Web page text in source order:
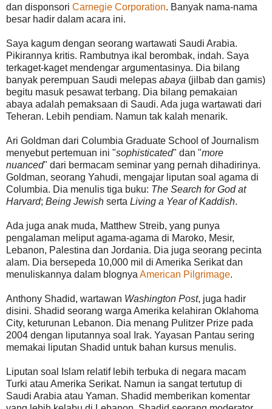
dan disponsori Carnegie Corporation. Banyak nama-nama
besar hadir dalam acara ini.
Saya kagum dengan seorang wartawati Saudi Arabia.
Pikirannya kritis. Rambutnya ikal berombak, indah. Saya
terkaget-kaget mendengar argumentasinya. Dia bilang
banyak perempuan Saudi melepas abaya (jilbab dan gamis)
begitu masuk pesawat terbang. Dia bilang pemakaian
abaya adalah pemaksaan di Saudi. Ada juga wartawati dari
Teheran. Lebih pendiam. Namun tak kalah menarik.
Ari Goldman dari Columbia Graduate School of Journalism
menyebut pertemuan ini "sophisticated" dan "more
nuanced" dari bermacam seminar yang pernah dihadirinya.
Goldman, seorang Yahudi, mengajar liputan soal agama di
Columbia. Dia menulis tiga buku: The Search for God at
Harvard; Being Jewish serta Living a Year of Kaddish.
Ada juga anak muda, Matthew Streib, yang punya
pengalaman meliput agama-agama di Maroko, Mesir,
Lebanon, Palestina dan Jordania. Dia juga seorang pecinta
alam. Dia bersepeda 10,000 mil di Amerika Serikat dan
menuliskannya dalam blognya American Pilgrimage.
Anthony Shadid, wartawan Washington Post, juga hadir
disini. Shadid seorang warga Amerika kelahiran Oklahoma
City, keturunan Lebanon. Dia menang Pulitzer Prize pada
2004 dengan liputannya soal Irak. Yayasan Pantau sering
memakai liputan Shadid untuk bahan kursus menulis.
Liputan soal Islam relatif lebih terbuka di negara macam
Turki atau Amerika Serikat. Namun ia sangat tertutup di
Saudi Arabia atau Yaman. Shadid memberikan komentar